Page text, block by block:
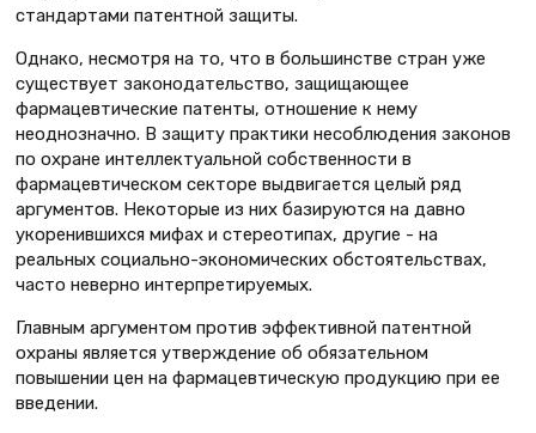
стандартами патентной защиты.
Однако, несмотря на то, что в большинстве стран уже
существует законодательство, защищающее
фармацевтические патенты, отношение к нему
неоднозначно. В защиту практики несоблюдения законов
по охране интеллектуальной собственности в
фармацевтическом секторе выдвигается целый ряд
аргументов. Некоторые из них базируются на давно
укоренившихся мифах и стереотипах, другие - на
реальных социально-экономических обстоятельствах,
часто неверно интерпретируемых.
Главным аргументом против эффективной патентной
охраны является утверждение об обязательном
повышении цен на фармацевтическую продукцию при ее
введении.